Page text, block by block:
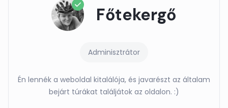
Főtekergő
Adminisztrátor
Én lennék a weboldal kitalálója, és javarészt az általam
bejárt túrákat találjátok az oldalon. :)